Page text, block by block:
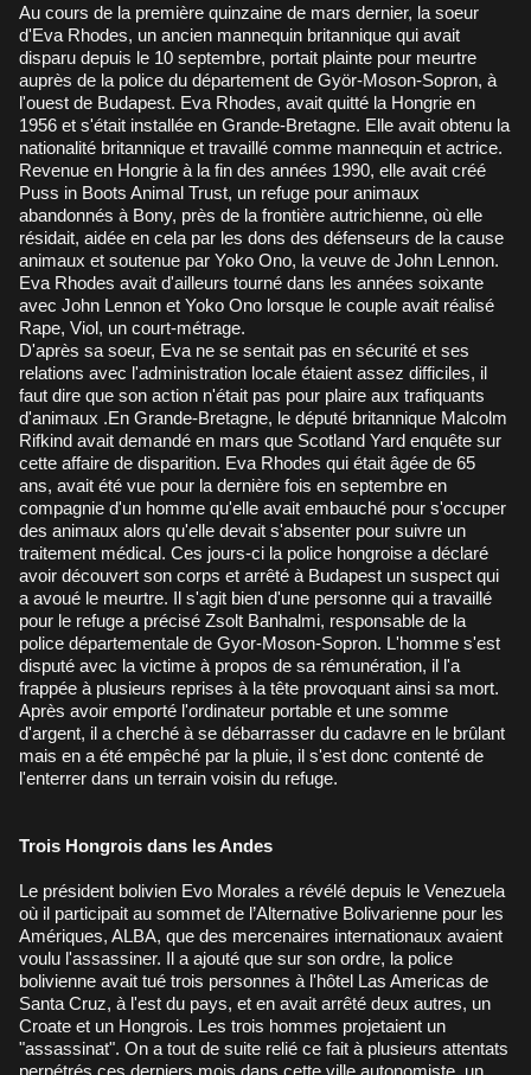
Au cours de la première quinzaine de mars dernier, la soeur
d'Eva Rhodes, un ancien mannequin britannique qui avait
disparu depuis le 10 septembre, portait plainte pour meurtre
auprès de la police du département de Györ-Moson-Sopron, à
l'ouest de Budapest. Eva Rhodes, avait quitté la Hongrie en
1956 et s'était installée en Grande-Bretagne. Elle avait obtenu la
nationalité britannique et travaillé comme mannequin et actrice.
Revenue en Hongrie à la fin des années 1990, elle avait créé
Puss in Boots Animal Trust, un refuge pour animaux
abandonnés à Bony, près de la frontière autrichienne, où elle
résidait, aidée en cela par les dons des défenseurs de la cause
animaux et soutenue par Yoko Ono, la veuve de John Lennon.
Eva Rhodes avait d'ailleurs tourné dans les années soixante
avec John Lennon et Yoko Ono lorsque le couple avait réalisé
Rape, Viol, un court-métrage.
D'après sa soeur, Eva ne se sentait pas en sécurité et ses
relations avec l'administration locale étaient assez difficiles, il
faut dire que son action n'était pas pour plaire aux trafiquants
d'animaux .En Grande-Bretagne, le député britannique Malcolm
Rifkind avait demandé en mars que Scotland Yard enquête sur
cette affaire de disparition. Eva Rhodes qui était âgée de 65
ans, avait été vue pour la dernière fois en septembre en
compagnie d'un homme qu'elle avait embauché pour s'occuper
des animaux alors qu'elle devait s'absenter pour suivre un
traitement médical. Ces jours-ci la police hongroise a déclaré
avoir découvert son corps et arrêté à Budapest un suspect qui
a avoué le meurtre. Il s'agit bien d'une personne qui a travaillé
pour le refuge a précisé Zsolt Banhalmi, responsable de la
police départementale de Gyor-Moson-Sopron. L'homme s'est
disputé avec la victime à propos de sa rémunération, il l'a
frappée à plusieurs reprises à la tête provoquant ainsi sa mort.
Après avoir emporté l'ordinateur portable et une somme
d'argent, il a cherché à se débarrasser du cadavre en le brûlant
mais en a été empêché par la pluie, il s'est donc contenté de
l'enterrer dans un terrain voisin du refuge.
Trois Hongrois dans les Andes
Le président bolivien Evo Morales a révélé depuis le Venezuela
où il participait au sommet de l’Alternative Bolivarienne pour les
Amériques, ALBA, que des mercenaires internationaux avaient
voulu l'assassiner. Il a ajouté que sur son ordre, la police
bolivienne avait tué trois personnes à l'hôtel Las Americas de
Santa Cruz, à l'est du pays, et en avait arrêté deux autres, un
Croate et un Hongrois. Les trois hommes projetaient un
"assassinat". On a tout de suite relié ce fait à plusieurs attentats
perpétrés ces derniers mois dans cette ville autonomiste, un